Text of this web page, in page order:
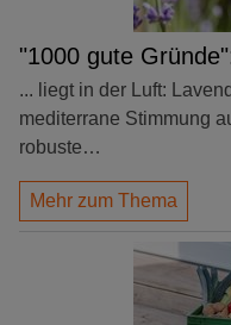
"1000 gute
... liegt in der Luft:
mediterrane Stimmung
robuste…
Mehr zum Thema